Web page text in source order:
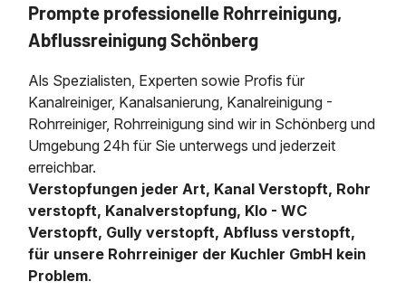
Prompte professionelle Rohrreinigung,
Abflussreinigung Schönberg
Als Spezialisten, Experten sowie Profis für
Kanalreiniger, Kanalsanierung, Kanalreinigung -
Rohrreiniger, Rohrreinigung sind wir in Schönberg und
Umgebung 24h für Sie unterwegs und jederzeit
erreichbar.
Verstopfungen jeder Art, Kanal Verstopft, Rohr
verstopft, Kanalverstopfung, Klo - WC
Verstopft, Gully verstopft, Abfluss verstopft,
für unsere Rohrreiniger der Kuchler GmbH kein
Problem.